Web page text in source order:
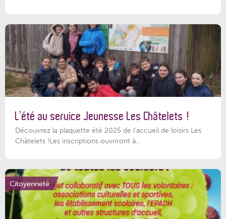
L’été au service Jeunesse Les Châtelets !
Découvrez la plaquette été 2025 de l’accueil de loisirs Les
Châtelets !Les inscriptions ouvriront à...
Citoyenneté